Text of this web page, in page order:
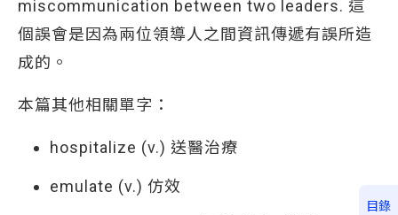
miscommunication between two leaders. 這
個誤會是因為兩位領導人之間資訊傳遞有誤所造
成的。
本篇其他相關單字：
hospitalize (v.) 送醫治療
emulate (v.) 仿效
目錄